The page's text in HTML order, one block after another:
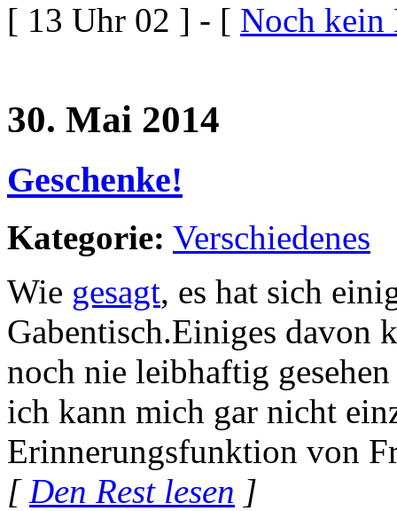
[ 13 Uhr 02 ] - [ Noch kein
30. Mai 2014
Geschenke!
Kategorie: Verschiedenes
Wie gesagt, es hat sich
Gabentisch.Einiges davon
noch nie leibhaftig
ich kann mich gar nicht
Erinnerungsfunktion von
[Den Rest lesen ]